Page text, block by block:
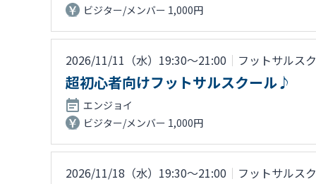
ビジター/メンバー 1,000円
2026/11/11（水）19:30〜21:00 ｜ フットサルス
超初心者向けフットサルスクール♪
エンジョイ
ビジター/メンバー 1,000円
2026/11/18（水）19:30〜21:00 ｜ フットサルス